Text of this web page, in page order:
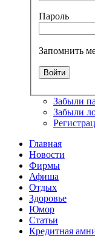
Пароль
Запомнить
Забыли
Забыли
Главная
Новости
Фирмы
Афиша
Отдых
Здоровье
Юмор
Статьи
Кредитная